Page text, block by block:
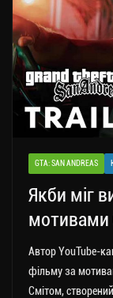
GTA: SAN ANDREAS
Якби міг
мотивами
Автор YouTube-
фільму за
Смітом,